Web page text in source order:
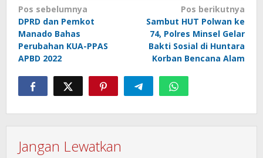
Navigasi
pos
Pos sebelumnya
DPRD dan Pemkot
Manado Bahas
Perubahan KUA-PPAS
APBD 2022
Pos berikutnya
Sambut HUT Polwan ke
74, Polres Minsel Gelar
Bakti Sosial di Huntara
Korban Bencana Alam
Jangan Lewatkan